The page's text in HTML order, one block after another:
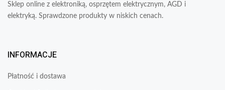
Sklep online z elektroniką, osprzętem elektrycznym, AGD i
elektryką. Sprawdzone produkty w niskich cenach.
INFORMACJE
Płatność i dostawa